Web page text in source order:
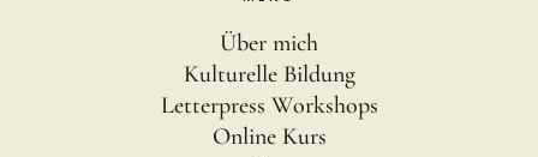
Über mich
Kulturelle Bildung
Letterpress Workshops
Online Kurs